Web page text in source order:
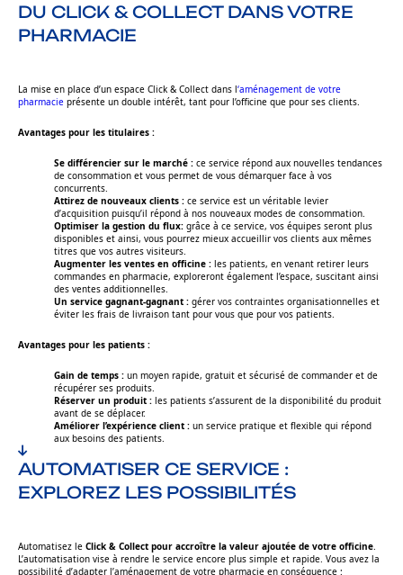
DU CLICK & COLLECT DANS VOTRE
PHARMACIE
La mise en place d’un espace Click & Collect dans l‘aménagement de votre
pharmacie présente un double intérêt, tant pour l’officine que pour ses clients.
Avantages pour les titulaires :
Se différencier sur le marché : ce service répond aux nouvelles tendances
de consommation et vous permet de vous démarquer face à vos
concurrents.
Attirez de nouveaux clients : ce service est un véritable levier
d’acquisition puisqu’il répond à nos nouveaux modes de consommation.
Optimiser la gestion du flux: grâce à ce service, vos équipes seront plus
disponibles et ainsi, vous pourrez mieux accueillir vos clients aux mêmes
titres que vos autres visiteurs.
Augmenter les ventes en officine : les patients, en venant retirer leurs
commandes en pharmacie, exploreront également l’espace, suscitant ainsi
des ventes additionnelles.
Un service gagnant-gagnant : gérer vos contraintes organisationnelles et
éviter les frais de livraison tant pour vous que pour vos patients.
Avantages pour les patients :
Gain de temps : un moyen rapide, gratuit et sécurisé de commander et de
récupérer ses produits.
Réserver un produit : les patients s’assurent de la disponibilité du produit
avant de se déplacer.
Améliorer l’expérience client : un service pratique et flexible qui répond
aux besoins des patients.
AUTOMATISER CE SERVICE :
EXPLOREZ LES POSSIBILITÉS
Automatisez le Click & Collect pour accroître la valeur ajoutée de votre officine.
L’automatisation vise à rendre le service encore plus simple et rapide. Vous avez la
possibilité d’adapter l’aménagement de votre pharmacie en conséquence :